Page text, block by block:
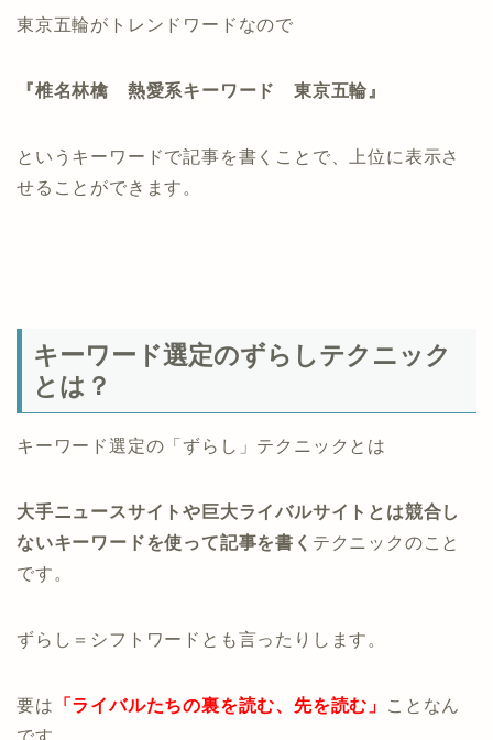
東京五輪がトレンドワードなので
『椎名林檎 熱愛系キーワード 東京五輪』
というキーワードで記事を書くことで、上位に表示さ
せることができます。
キーワード選定のずらしテクニック
とは？
キーワード選定の「ずらし」テクニックとは
大手ニュースサイトや巨大ライバルサイトとは競合し
ないキーワードを使って記事を書く テクニックのこと
です。
ずらし＝シフトワードとも言ったりします。
要は 「ライバルたちの裏を読む、先を読む」
ことなん